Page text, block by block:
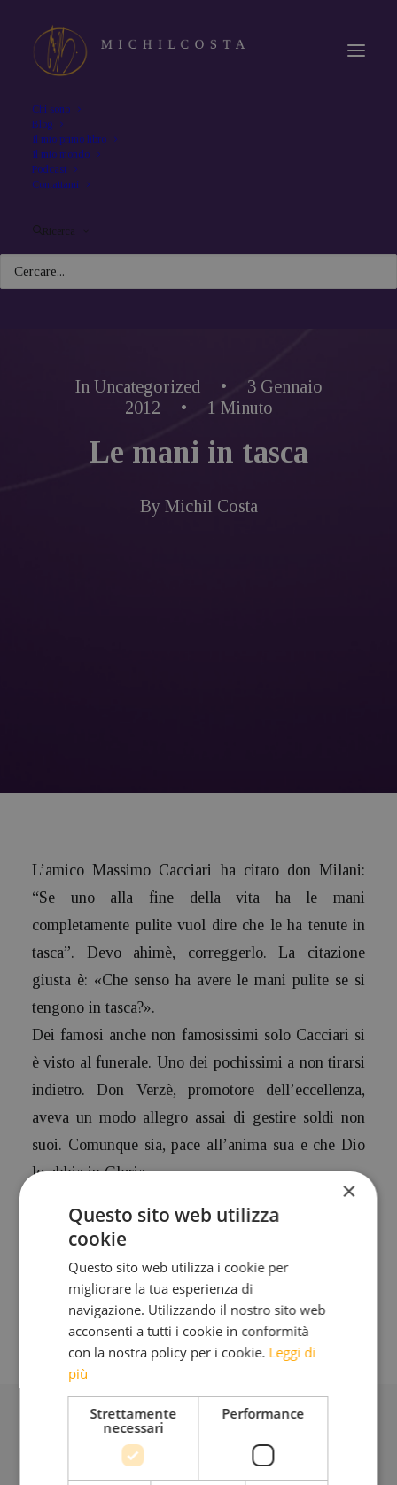
Chi sono
Blog
Il mio primo libro
Il mio mondo
Podcast
Contattami
Ricerca
In Uncategorized •
3 Gennaio
2012
• 1 Minuto
Le mani in tasca
By Michil Costa
L’amico Massimo Cacciari ha citato don Milani:
“Se uno alla fine della vita ha le mani
completamente pulite vuol dire che le ha tenute in
tasca”. Devo ahimè, correggerlo. La citazione
giusta è: «Che senso ha avere le mani pulite se si
tengono in tasca?».
Dei famosi anche non famosissimi solo Cacciari si
è visto al funerale. Uno dei pochissimi a non tirarsi
indietro. Don Verzè, promotore dell’eccellenza,
aveva un modo allegro assai di gestire soldi non
suoi. Comunque sia, pace all’anima sua e che Dio
lo abbia in Gloria.
michil
×
Questo sito web utilizza
cookie
Questo sito web utilizza i cookie per
migliorare la tua esperienza di
navigazione. Utilizzando il nostro sito web
acconsenti a tutti i cookie in conformità
con la nostra policy per i cookie. Leggi di
più
Strettamente
necessari
Performance